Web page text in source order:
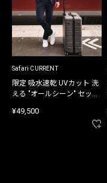
Safari CURRENT
限定 吸水速乾 UVカット 洗
える "オールシーン" セット
¥49,500